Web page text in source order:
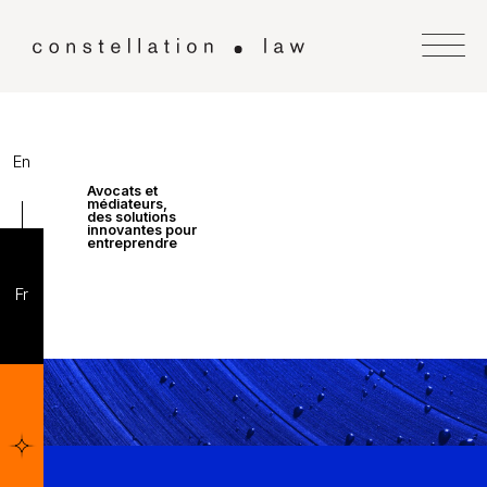
En
Fr
Avocats et
médiateurs,
des solutions
innovantes pour
entreprendre